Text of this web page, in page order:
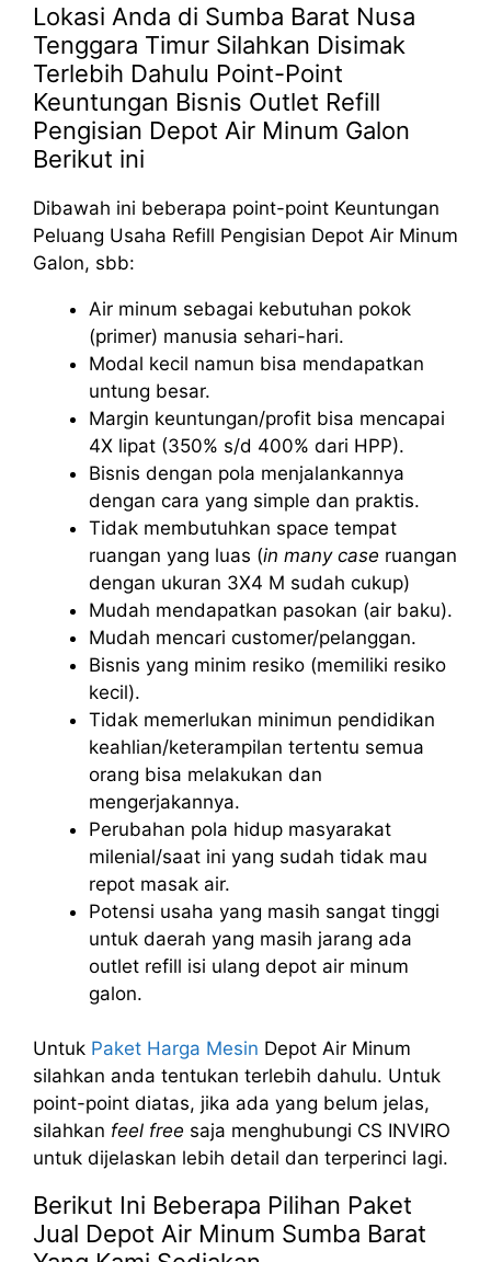
Lokasi Anda di Sumba Barat Nusa
Tenggara Timur Silahkan Disimak
Terlebih Dahulu Point-Point
Keuntungan Bisnis Outlet Refill
Pengisian Depot Air Minum Galon
Berikut ini
Dibawah ini beberapa point-point Keuntungan
Peluang Usaha Refill Pengisian Depot Air Minum
Galon, sbb:
Air minum sebagai kebutuhan pokok
(primer) manusia sehari-hari.
Modal kecil namun bisa mendapatkan
untung besar.
Margin keuntungan/profit bisa mencapai
4X lipat (350% s/d 400% dari HPP).
Bisnis dengan pola menjalankannya
dengan cara yang simple dan praktis.
Tidak membutuhkan space tempat
ruangan yang luas (in many case ruangan
dengan ukuran 3X4 M sudah cukup)
Mudah mendapatkan pasokan (air baku).
Mudah mencari customer/pelanggan.
Bisnis yang minim resiko (memiliki resiko
kecil).
Tidak memerlukan minimun pendidikan
keahlian/keterampilan tertentu semua
orang bisa melakukan dan
mengerjakannya.
Perubahan pola hidup masyarakat
milenial/saat ini yang sudah tidak mau
repot masak air.
Potensi usaha yang masih sangat tinggi
untuk daerah yang masih jarang ada
outlet refill isi ulang depot air minum
galon.
Untuk Paket Harga Mesin Depot Air Minum
silahkan anda tentukan terlebih dahulu. Untuk
point-point diatas, jika ada yang belum jelas,
silahkan feel free saja menghubungi CS INVIRO
untuk dijelaskan lebih detail dan terperinci lagi.
Berikut Ini Beberapa Pilihan Paket
Jual Depot Air Minum Sumba Barat